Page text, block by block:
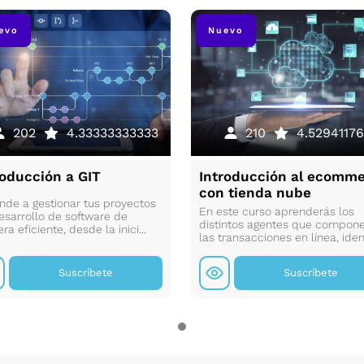
202 4.33333333333
a GIT
a gestionar tus proyectos
de software de
eficiente, desde la inici...
Suscríbete
Nuevo
210
Introducción al
con tienda nube
En este curso aprenderás los
distintos agentes que
las transacciones en línea,
Suscríbete